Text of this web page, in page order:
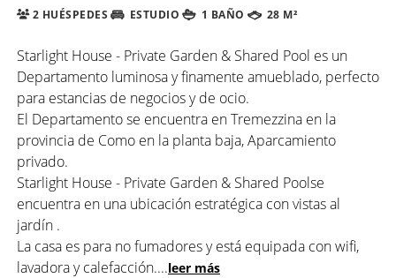
2 HUÉSPEDES ESTUDIO 1 BAÑO 28 M²
Starlight House - Private Garden & Shared Pool es un
Departamento luminosa y finamente amueblado, perfecto
para estancias de negocios y de ocio.
El Departamento se encuentra en Tremezzina en la
provincia de Como en la planta baja, Aparcamiento
privado.
Starlight House - Private Garden & Shared Poolse
encuentra en una ubicación estratégica con vistas al
jardín .
La casa es para no fumadores y está equipada con wifi,
lavadora y calefacción....leer más